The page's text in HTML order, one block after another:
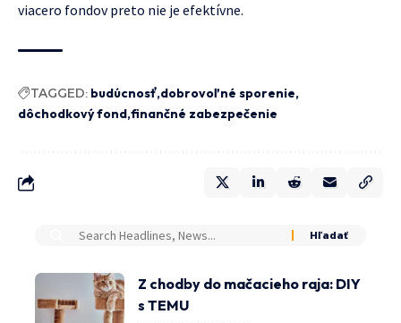
viacero fondov preto nie je efektívne.
TAGGED: budúcnosť dobrovoľné sporenie
dôchodkový fond finančné zabezpečenie
Z chodby do mačacieho raja: DIY
s TEMU